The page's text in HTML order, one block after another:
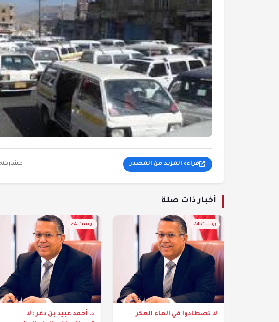
قراءة المزيد من المصدر مشاركة:
أخبار ذات صلة
بوست 24
لا تصطادوا في الماء العكر
بوست 24
د. أحمد عبيد بن دغر : لا